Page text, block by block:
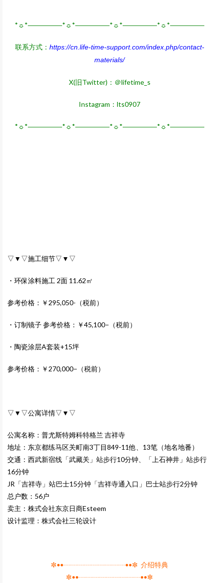
*☼*―――――*☼*―――――*☼*―――――*☼*―――――
联系方式： https://cn.life-time-support.com/index.php/contact-
materials/
X(旧Twitter)：＠lifetime_s
Instagram：lts0907
*☼*―――――*☼*―――――*☼*―――――*☼*―――――
▽▼▽施工细节▽▼▽
・环保涂料施工 2面 11.62㎡
参考价格：￥295,050-（税前）
・订制镜子 参考价格：￥45,100−（税前）
・陶瓷涂层A套装+15坪
参考价格：￥270,000−（税前）
▽▼▽公寓详情▽▼▽
公寓名称：普尤斯特姆科特格兰 吉祥寺
地址：东京都练马区关町南3丁目849-11他、13笔（地名地番）
交通：西武新宿线「武藏关」站步行10分钟、「上石神井」站步行
16分钟
JR「吉祥寺」站巴士15分钟「吉祥寺通入口」巴士站步行2分钟
总户数：56户
卖主：株式会社东京日商Esteem
设计监理：株式会社三轮设计
✼••┈┈┈┈┈┈┈┈┈••✼ 介绍特典
✼••┈┈┈┈┈┈┈┈┈••✼